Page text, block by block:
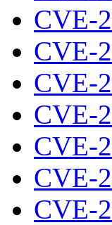
CVE-
CVE-
CVE-
CVE-
CVE-
CVE-
CVE-